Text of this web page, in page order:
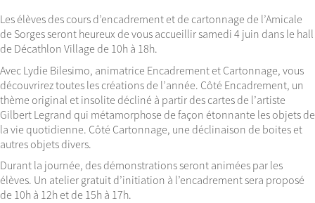
Les élèves des cours d’encadrement et de cartonnage de l’Amicale
de Sorges seront heureux de vous accueillir samedi 4 juin dans le hall
de Décathlon Village de 10h à 18h.
Avec Lydie Bilesimo, animatrice Encadrement et Cartonnage, vous
découvrirez toutes les créations de l’année. Côté Encadrement, un
thème original et insolite décliné à partir des cartes de l’artiste
Gilbert Legrand qui métamorphose de façon étonnante les objets de
la vie quotidienne. Côté Cartonnage, une déclinaison de boites et
autres objets divers.
Durant la journée, des démonstrations seront animées par les
élèves. Un atelier gratuit d’initiation à l’encadrement sera proposé
de 10h à 12h et de 15h à 17h.